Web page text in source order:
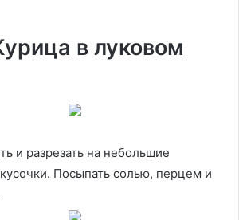
в луковом
и разрезать на небольшие
Посыпать солью, перцем и